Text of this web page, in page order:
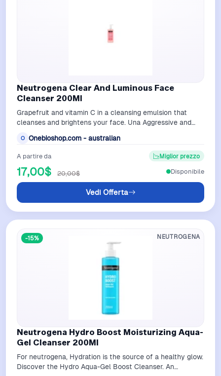
Neutrogena Clear And Luminous Face
Cleanser 200Ml
Grapefruit and vitamin C in a cleansing emulsion that
cleanses and brightens your face. Una Aggressive and
O Onebioshop.com - australian
A partire da
17,00$ 20,00$
Miglior prezzo
Vedi Offerta
Disponibile
-15% NEUTROGENA
Neutrogena Hydro Boost Moisturizing Aqua-
Gel Cleanser 200Ml
For neutrogena, Hydration is the source of a healthy glow.
Discover the Hydro Aqua-Gel Boost Cleanser. An